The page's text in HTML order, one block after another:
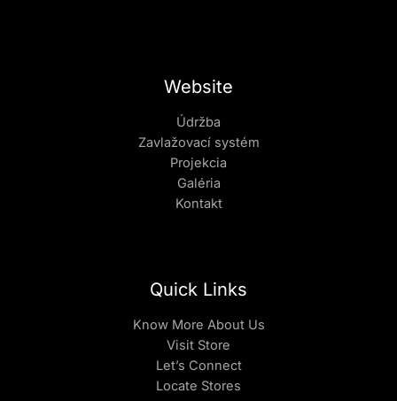
Website
Údržba
Zavlažovací systém
Projekcia
Galéria
Kontakt
Quick Links
Know More About Us
Visit Store
Let’s Connect
Locate Stores